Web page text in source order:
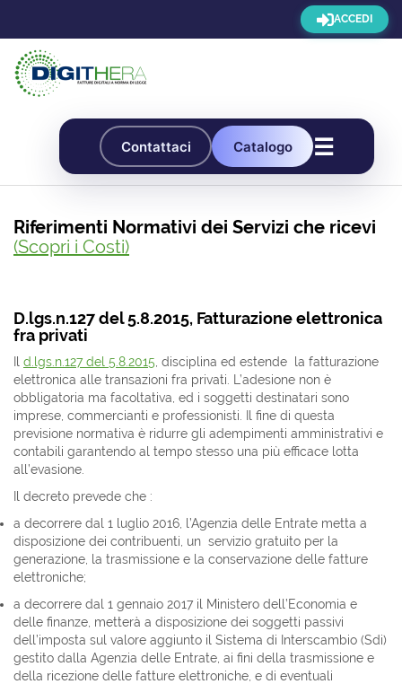
ACCEDI
Contattaci Catalogo ☰
Riferimenti Normativi dei Servizi che ricevi
(Scopri i Costi)
D.lgs.n.127 del 5.8.2015, Fatturazione elettronica
fra privati
Il d.lgs.n.127 del 5.8.2015 , disciplina ed estende la fatturazione
elettronica alle transazioni fra privati. L’adesione non è
obbligatoria ma facoltativa, ed i soggetti destinatari sono
imprese, commercianti e professionisti. Il fine di questa
previsione normativa è ridurre gli adempimenti amministrativi e
contabili garantendo al tempo stesso una più efficace lotta
all’evasione.
Il decreto prevede che :
a decorrere dal 1 luglio 2016, l’Agenzia delle Entrate metta a
disposizione dei contribuenti, un servizio gratuito per la
generazione, la trasmissione e la conservazione delle fatture
elettroniche;
a decorrere dal 1 gennaio 2017 il Ministero dell’Economia e
delle finanze, metterà a disposizione dei soggetti passivi
dell’imposta sul valore aggiunto il Sistema di Interscambio (Sdi)
gestito dalla Agenzia delle Entrate, ai fini della trasmissione e
della ricezione delle fatture elettroniche, e di eventuali